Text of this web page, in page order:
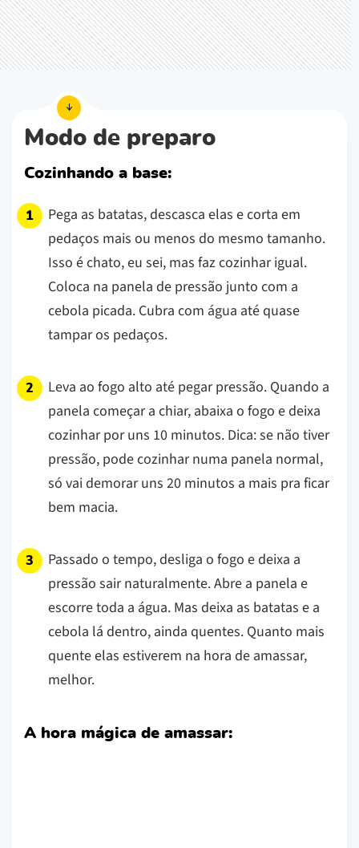
Modo de preparo
Cozinhando a base:
Pega as batatas, descasca elas e corta em
pedaços mais ou menos do mesmo tamanho.
Isso é chato, eu sei, mas faz cozinhar igual.
Coloca na panela de pressão junto com a
cebola picada. Cubra com água até quase
tampar os pedaços.
Leva ao fogo alto até pegar pressão. Quando a
panela começar a chiar, abaixa o fogo e deixa
cozinhar por uns 10 minutos. Dica: se não tiver
pressão, pode cozinhar numa panela normal,
só vai demorar uns 20 minutos a mais pra ficar
bem macia.
Passado o tempo, desliga o fogo e deixa a
pressão sair naturalmente. Abre a panela e
escorre toda a água. Mas deixa as batatas e a
cebola lá dentro, ainda quentes. Quanto mais
quente elas estiverem na hora de amassar,
melhor.
A hora mágica de amassar: